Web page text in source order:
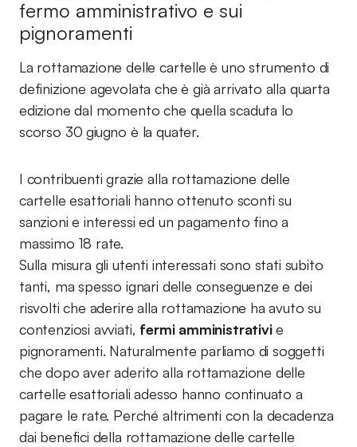
fermo amministrativo e sui
pignoramenti
La rottamazione delle cartelle è uno strumento di
definizione agevolata che è già arrivato alla quarta
edizione dal momento che quella scaduta lo
scorso 30 giugno è la quater.
I contribuenti grazie alla rottamazione delle
cartelle esattoriali hanno ottenuto sconti su
sanzioni e interessi ed un pagamento fino a
massimo 18 rate.
Sulla misura gli utenti interessati sono stati subito
tanti, ma spesso ignari delle conseguenze e dei
risvolti che aderire alla rottamazione ha avuto su
contenziosi avviati, fermi amministrativie
pignoramenti. Naturalmente parliamo di soggetti
che dopo aver aderito alla rottamazione delle
cartelle esattoriali adesso hanno continuato a
pagare le rate. Perché altrimenti con la decadenza
dai benefici della rottamazione delle cartelle